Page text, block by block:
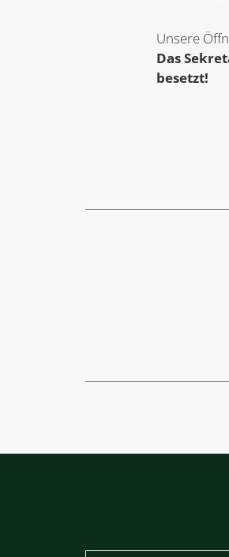
Unsere
Das
besetzt!